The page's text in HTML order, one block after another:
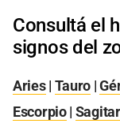
Consultá el
signos del
Aries| Tauro |
Escorpio|